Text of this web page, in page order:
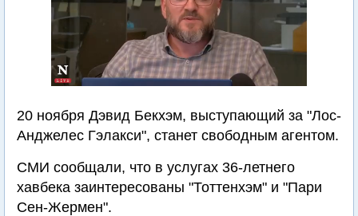
20 ноября Дэвид Бекхэм, выступающий за "Лос-
Анджелес Гэлакси", станет свободным агентом.
СМИ сообщали, что в услугах 36-летнего
хавбека заинтересованы "Тоттенхэм" и "Пари
Сен-Жермен".